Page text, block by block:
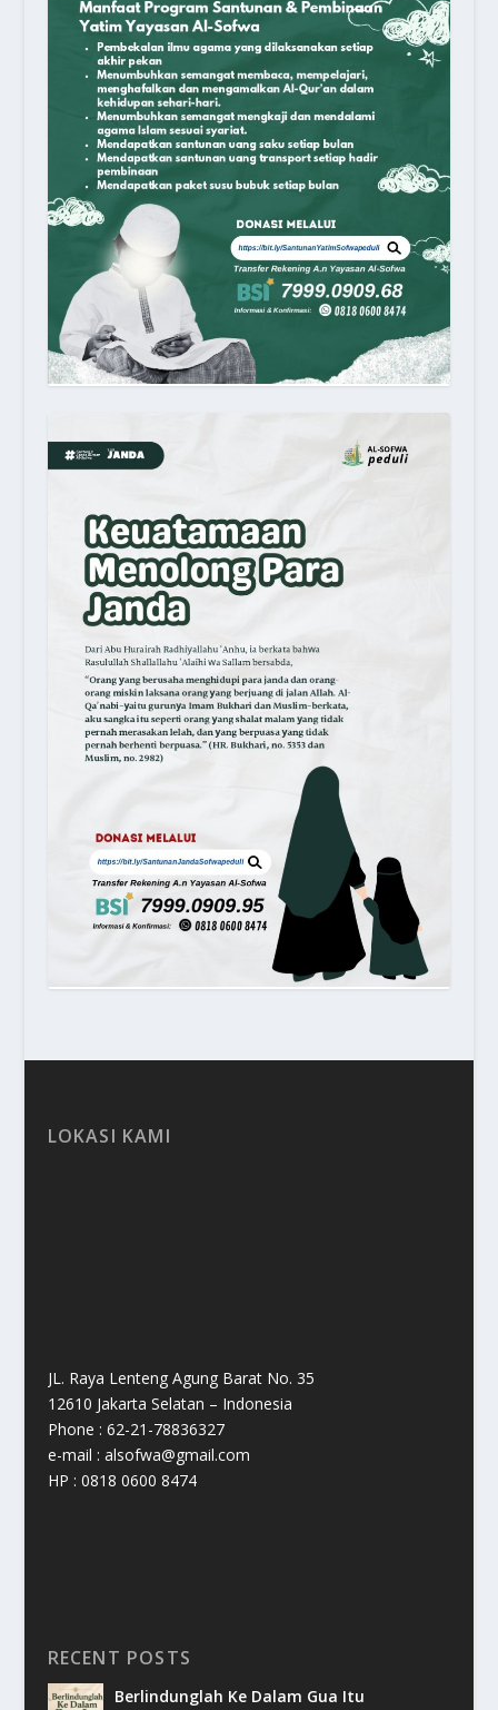
LOKASI KAMI
JL. Raya Lenteng Agung Barat No. 35
12610 Jakarta Selatan – Indonesia
Phone : 62-21-78836327
e-mail : alsofwa@gmail.com
HP : 0818 0600 8474
RECENT POSTS
Berlindunglah Ke Dalam Gua Itu